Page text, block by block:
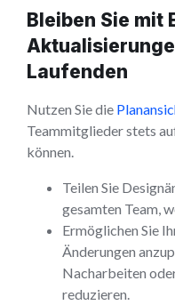
Bleiben Sie mit
Laufenden
Nutzen Sie die
Teammitglieder stets
können.
Teilen Sie
gesamten Team,
Ermöglichen Sie
Änderungen
Nacharbeiten
reduzieren.